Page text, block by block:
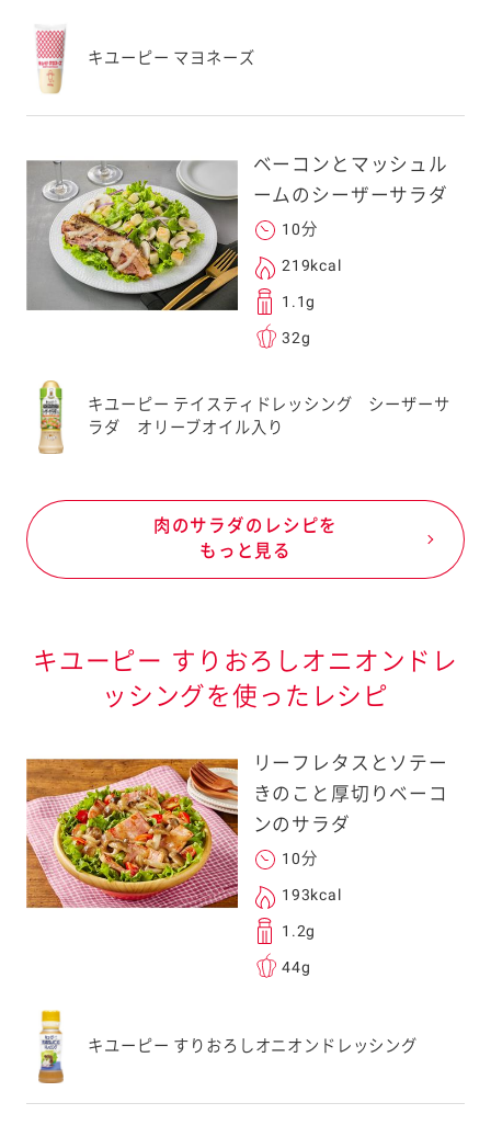
キユーピー マヨネーズ
ベーコンとマッシュル
ームのシーザーサラダ
10分
219kcal
1.1g
32g
キユーピー テイスティドレッシング シーザーサ
ラダ オリーブオイル入り
肉のサラダのレシピを
もっと見る
キユーピー すりおろしオニオンドレ
ッシングを使ったレシピ
リーフレタスとソテー
きのこと厚切りベーコ
ンのサラダ
10分
193kcal
1.2g
44g
キユーピー すりおろしオニオンドレッシング